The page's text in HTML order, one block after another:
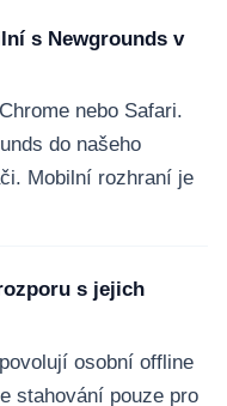
s Newgrounds v
nebo Safari.
do našeho
Mobilní rozhraní je
s jejich
osobní offline
stahování pouze pro